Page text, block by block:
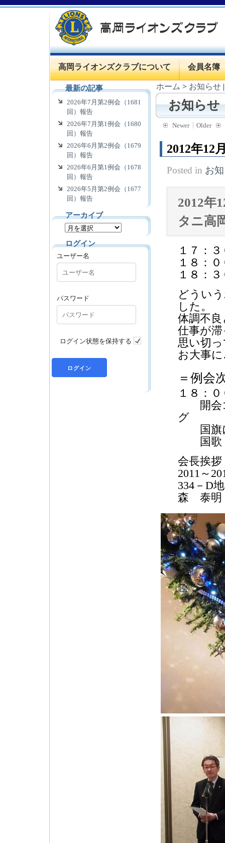
高岡ライオンズクラブについて 会員名簿
ホーム > お知らせ
お知らせ
Newer Older
2012年12
Posted in お
2012年
タニ高
１７：
１８：
１８：
どうい
した。
体調不
仕事が
思い切
お大事
＝例会
１８：０
開会
国旗
国歌
会長挨拶
2011～
334－D
森 泰明
最新の記事
2026年7月第2例会（1681
回）報告
2026年7月第1例会（1680
回）報告
2026年6月第2例会（1679
回）報告
2026年6月第1例会（1678
回）報告
2026年5月第2例会（1677
回）報告
アーカイブ
ログイン
ユーザー名
パスワード
ログイン状態を保持する